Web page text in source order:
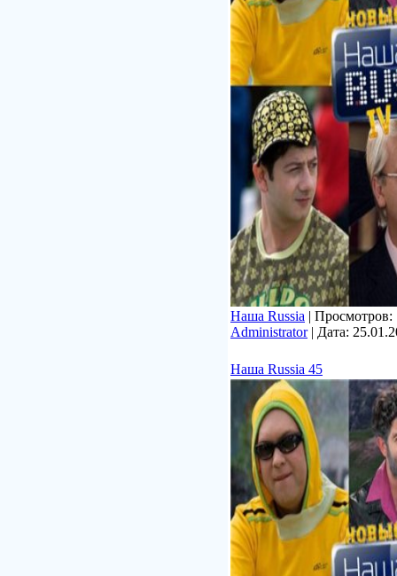
Наша Russia | Просмотров:
Administrator| Дата:
Наша Russia 45